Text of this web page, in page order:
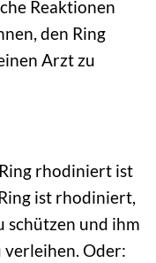
Reaktionen
den Ring
Arzt zu
rhodiniert ist
ist rhodiniert,
schützen und ihm
verleihen. Oder: